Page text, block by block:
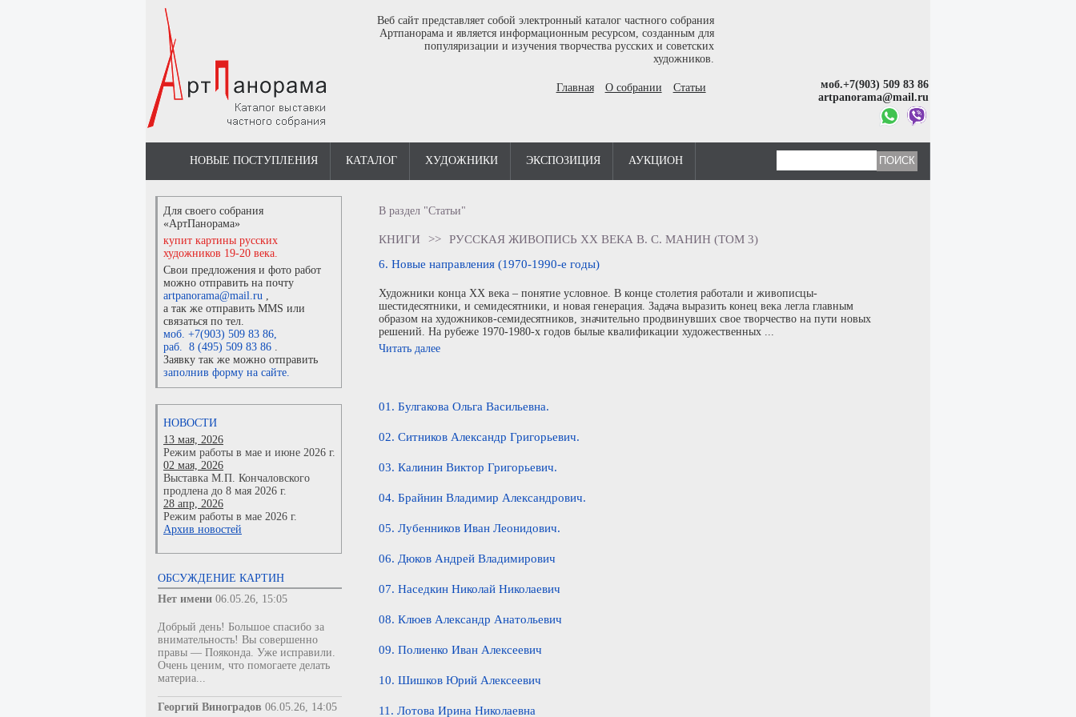
Веб сайт представляет собой электронный каталог частного собрания
Артпанорама и является информационным ресурсом, созданным для
популяризации и изучения творчества русских и советских
художников.
Главная О собрании Статьи
моб.+7(903) 509 83 86
artpanorama@mail.ru
НОВЫЕ ПОСТУПЛЕНИЯ КАТАЛОГ ХУДОЖНИКИ ЭКСПОЗИЦИЯ АУКЦИОН
Для своего собрания
«АртПанорама»
купит картины русских
художников 19-20 века.
Свои предложения и фото работ
можно отправить на почту
artpanorama@mail.ru ,
а так же отправить MMS или
связаться по тел.
моб. +7(903) 509 83 86,
раб. 8 (495) 509 83 86 .
Заявку так же можно отправить
заполнив форму на сайте.
НОВОСТИ
13 мая, 2026
Режим работы в мае и июне 2026 г.
02 мая, 2026
Выставка М.П. Кончаловского
продлена до 8 мая 2026 г.
28 апр, 2026
Режим работы в мае 2026 г.
Архив новостей
ОБСУЖДЕНИЕ КАРТИН
Нет имени 06.05.26, 15:05
Добрый день! Большое спасибо за
внимательность! Вы совершенно
правы — Пояконда. Уже исправили.
Очень ценим, что помогаете делать
материа...
Георгий Виноградов 06.05.26, 14:05
В раздел "Статьи"
КНИГИ >> РУССКАЯ ЖИВОПИСЬ XX ВЕКА В. С. МАНИН (ТОМ 3)
6. Новые направления (1970-1990-е годы)
Художники конца ХХ века – понятие условное. В конце столетия работали и живописцы-
шестидесятники, и семидесятники, и новая генерация. Задача выразить конец века легла главным
образом на художников-семидесятников, значительно продвинувших свое творчество на пути новых
решений. На рубеже 1970-1980-х годов былые квалификации художественных ...
Читать далее
01. Булгакова Ольга Васильевна.
02. Ситников Александр Григорьевич.
03. Калинин Виктор Григорьевич.
04. Брайнин Владимир Александрович.
05. Лубенников Иван Леонидович.
06. Дюков Андрей Владимирович
07. Наседкин Николай Николаевич
08. Клюев Александр Анатольевич
09. Полиенко Иван Алексеевич
10. Шишков Юрий Алексеевич
11. Лотова Ирина Николаевна